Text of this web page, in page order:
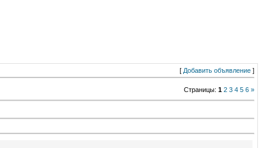
[ Добавить объявление ]
Страницы: 1 2 3 4 5 6 »